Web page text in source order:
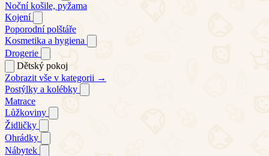
Noční košile, pyžama
Kojení
Poporodní polštáře
Kosmetika a hygiena
Drogerie
Dětský pokoj
Zobrazit vše v kategorii →
Postýlky a kolébky
Matrace
Lůžkoviny
Židličky
Ohrádky
Nábytek